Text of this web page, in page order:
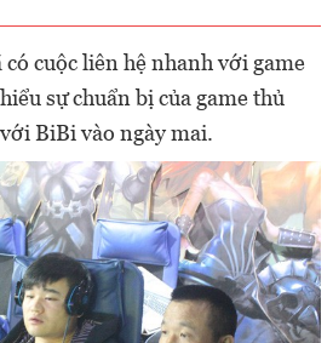
cuộc liên hệ nhanh với game
sự chuẩn bị của game thủ
BiBi vào ngày mai.